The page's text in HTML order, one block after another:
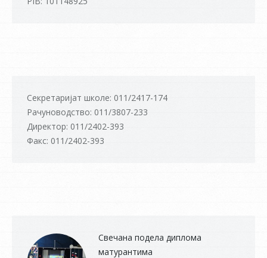
Секретаријат школе: 011/2417-174
Рачуноводство: 011/3807-233
Директор: 011/2402-393
Факс: 011/2402-393
Свечана подела диплома
матурантима